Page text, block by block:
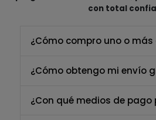
con total
¿Cómo compro uno o
¿Cómo obtengo mi envío
¿Con qué medios de pago